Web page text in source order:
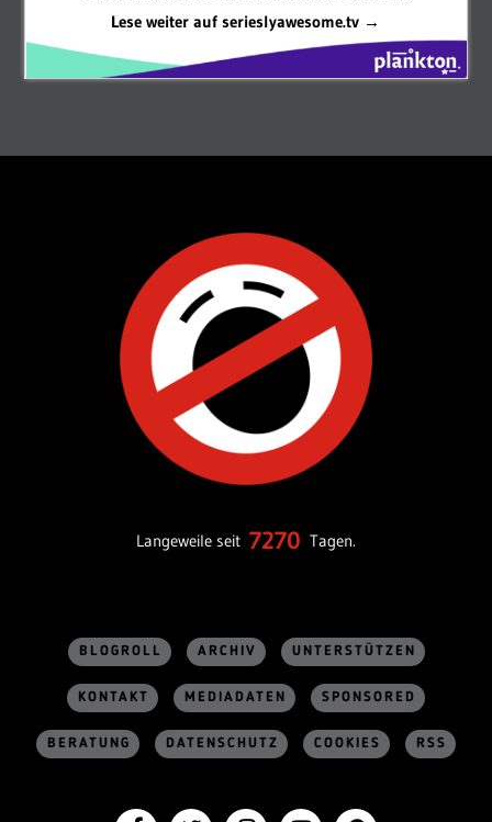
Lese weiter auf serieslyawesome.tv →
Langeweile seit 7270 Tagen.
BLOGROLL ARCHIV UNTERSTÜTZEN
KONTAKT MEDIADATEN SPONSORED
BERATUNG DATENSCHUTZ COOKIES RSS